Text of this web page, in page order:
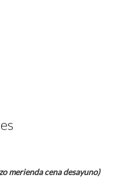
merienda cena desayuno)